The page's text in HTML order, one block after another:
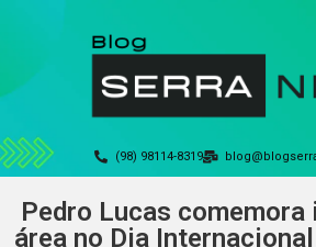
(98) 98114-8319
Pedro Lucas
área no Dia